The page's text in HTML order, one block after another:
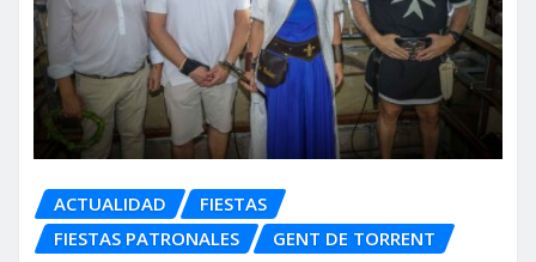
ACTUALIDAD
FIESTAS
FIESTAS PATRONALES
GENT DE TORRENT